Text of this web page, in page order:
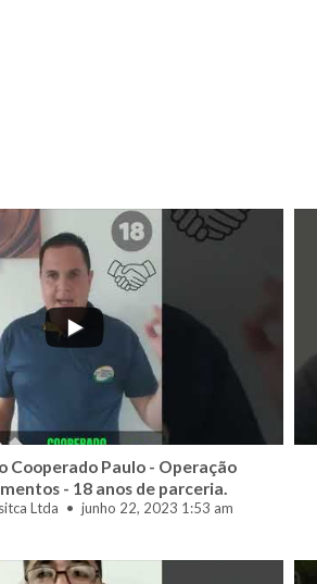
Cooperado Paulo - Operação
- 18 anos de parceria.
Ltda junho 22, 2023 1:53 am